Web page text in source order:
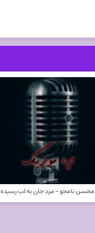
محسن نامجو - مردِ جان به لب رسیده